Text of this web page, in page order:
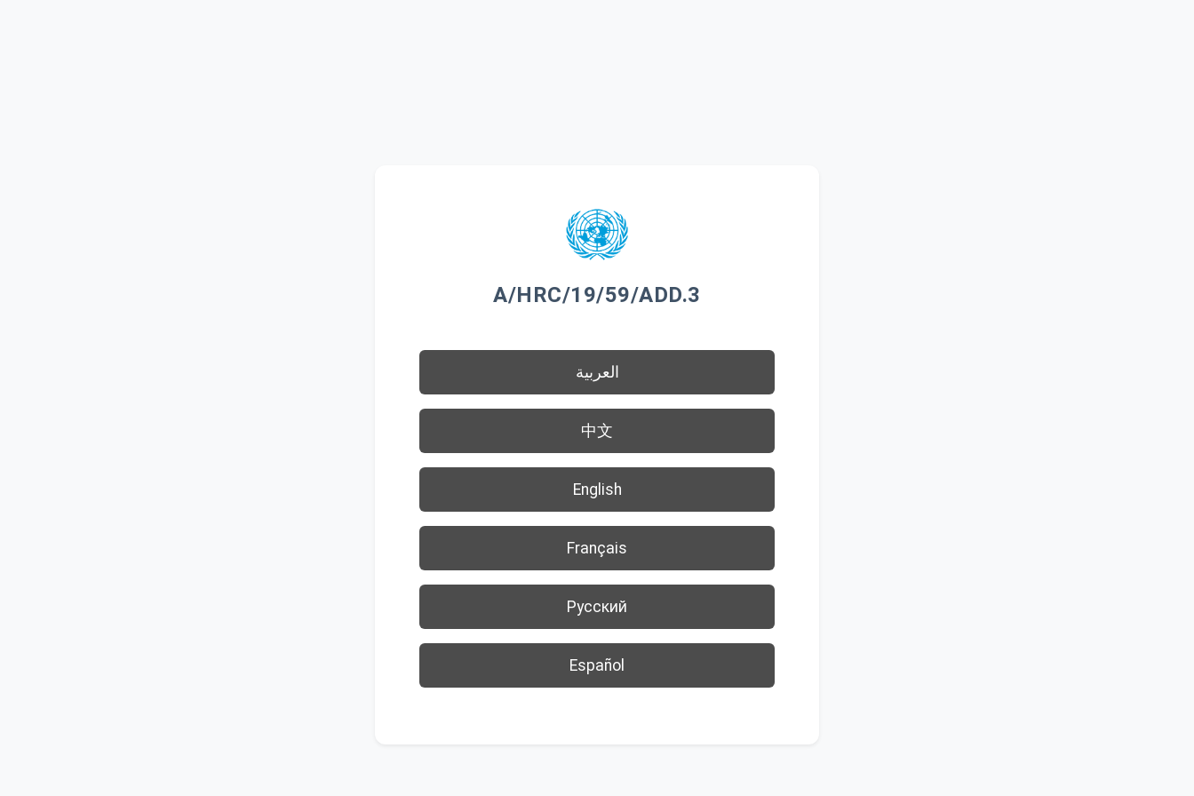
A/HRC/19/59/ADD.3
العربية
中文
English
Français
Русский
Español